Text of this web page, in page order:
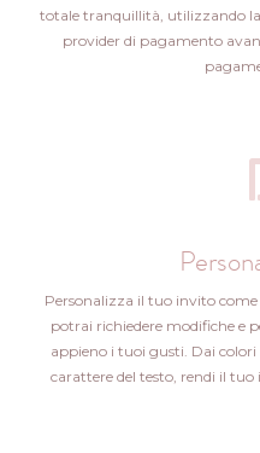
totale tranquillità, utilizzando
provider di pagamento
Personalizza il tuo invito come
potrai richiedere modifiche e
appieno i tuoi gusti. Dai
carattere del testo, rendi il tuo